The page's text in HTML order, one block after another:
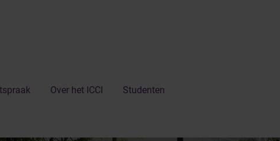
Over het ICCI Studenten